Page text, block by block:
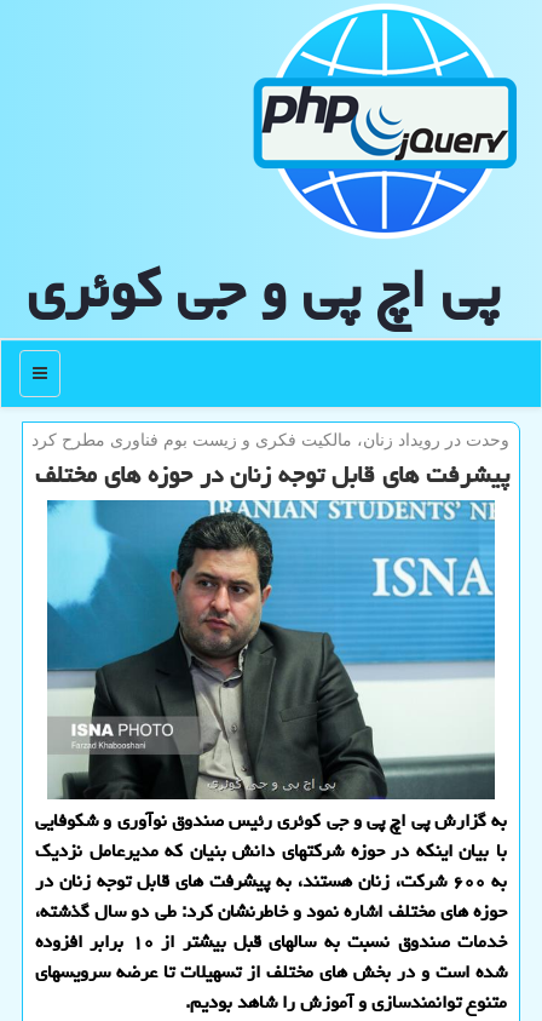
پی اچ پی و جی كوئری
منو
وحدت در رویداد زنان، مالكیت فكری و زیست بوم فناوری مطرح كرد
پیشرفت های قابل توجه زنان در حوزه های مختلف
به گزارش پی اچ پی و جی کوئری رئیس صندوق نوآوری و شکوفایی
با بیان اینکه در حوزه شرکتهای دانش بنیان که مدیرعامل نزدیک
به ۶۰۰ شرکت، زنان هستند، به پیشرفت های قابل توجه زنان در
حوزه های مختلف اشاره نمود و خاطرنشان کرد: طی دو سال گذشته،
خدمات صندوق نسبت به سالهای قبل بیشتر از ۱۰ برابر افزوده
شده است و در بخش های مختلف از تسهیلات تا عرضه سرویسهای
متنوع توانمندسازی و آموزش را شاهد بودیم.